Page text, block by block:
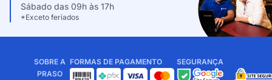
Sábado das 09h às 17h
*Exceto feriados
SOBRE A
PRASO
FORMAS DE PAGAMENTO SEGURANÇA